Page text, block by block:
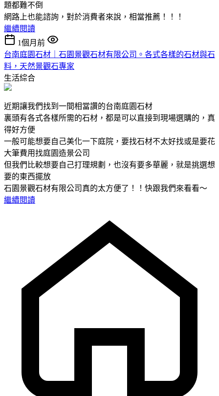
題都難不倒
網路上也能諮詢，對於消費者來說，相當推薦！！！
繼續閱讀
1個月前
台南庭園石材｜石園景觀石材有限公司。各式各樣的石材與石
料，天然景觀石專家
生活綜合
近期讓我們找到一間相當讚的台南庭園石材
裏頭有各式各樣所需的石材，都是可以直接到現場選購的，真
得好方便
一般可能想要自己美化一下庭院，要找石材不太好找或是要花
大筆費用找庭園造景公司
但我們比較想要自己打理規劃，也沒有要多華麗，就是挑選想
要的東西擺放
石園景觀石材有限公司真的太方便了！！快跟我們來看看～
繼續閱讀